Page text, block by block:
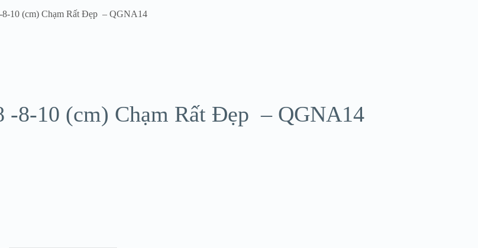
10 (cm) Chạm Rất Đẹp – QGNA14
-8-10 (cm) Chạm Rất Đẹp – QGNA14